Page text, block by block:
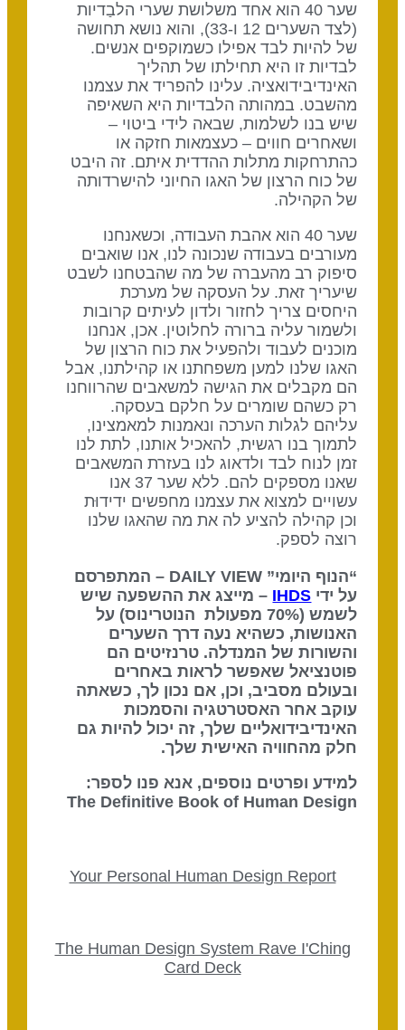
שער 40 הוא אחד משלושת שערי הלבַדיות
(לצד השערים 12 ו-33), והוא נושא תחושה
של להיות לבד אפילו כשמוקפים אנשים.
לבדיות זו היא תחילתו של תהליך
האינדיבידואציה. עלינו להפריד את עצמנו
מהשבט. במהותה הלבדיות היא השאיפה
שיש בנו לשלמות, שבאה לידי ביטוי –
ושאחרים חווים – כעצמאות חזקה או
כהתרחקות מתלות ההדדית איתם. זה היבט
של כוח הרצון של האגו החיוני להישרדותה
של הקהילה.
שער 40 הוא אהבת העבודה, וכשאנחנו
מעורבים בעבודה שנכונה לנו, אנו שואבים
סיפוק רב מהעברה של מה שהבטחנו לשבט
שיעריך זאת. על העסקה של מערכת
היחסים צריך לחזור ולדון לעיתים קרובות
ולשמור עליה ברורה לחלוטין. אכן, אנחנו
מוכנים לעבוד ולהפעיל את כוח הרצון של
האגו שלנו למען משפחתנו או קהילתנו, אבל
הם מקבלים את הגישה למשאבים שהרווחנו
רק כשהם שומרים על חלקם בעסקה.
עליהם לגלות הערכה ונאמנות למאמצינו,
לתמוך בנו רגשית, להאכיל אותנו, לתת לנו
זמן לנוח לבד ולדאוג לנו בעזרת המשאבים
שאנו מספקים להם. ללא שער 37 אנו
עשויים למצוא את עצמנו מחפשים ידידוּת
וכן קהילה להציע לה את מה שהאגו שלנו
רוצה לספק.
“הנוף היומי” DAILY VIEW – המתפרסם
על ידיIHDS – מייצג את ההשפעה שיש
לשמש (70% מפעולת הנוטרינוס) על
האנושות, כשהיא נעה דרך השערים
והשורות של המנדלה. טרנזיטים הם
פוטנציאל שאפשר לראות באחרים
ובעולם מסביב, וכן, אם נכון לך, כשאתה
עוקב אחר האסטרטגיה והסמכות
האינדיבידואליים שלך, זה יכול להיות גם
חלק מהחוויה האישית שלך.
למידע ופרטים נוספים, אנא פנו לספר:
The Definitive Book of Human Design
Your Personal Human Design Report
The Human Design System Rave I'Ching
Card Deck